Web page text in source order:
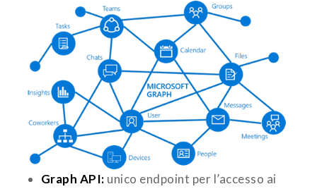
Graph API: unico endpoint per l’accesso ai